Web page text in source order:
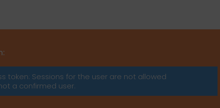
token: Sessions for the user are not allowed
a confirmed user.